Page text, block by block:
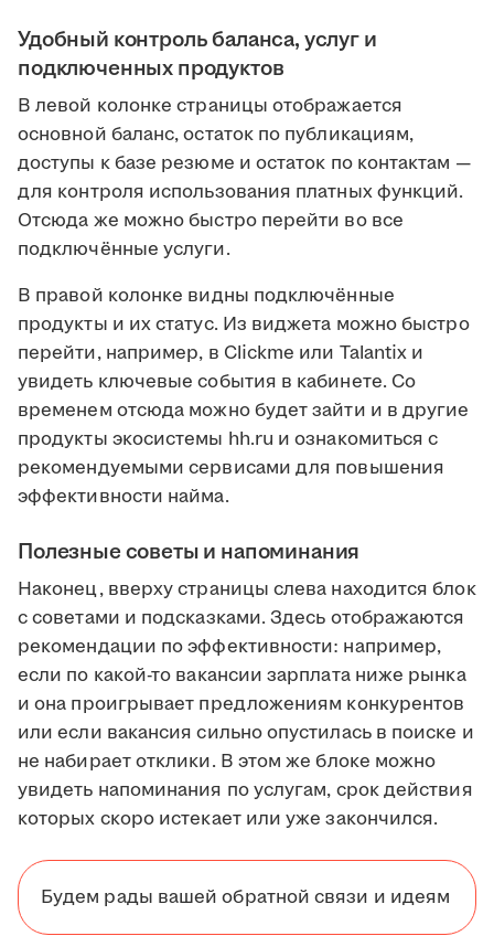
Удобный контроль баланса, услуг и
подключенных продуктов
В левой колонке страницы отображается
основной баланс, остаток по публикациям,
доступы к базе резюме и остаток по контактам —
для контроля использования платных функций.
Отсюда же можно быстро перейти во все
подключённые услуги.
В правой колонке видны подключённые
продукты и их статус. Из виджета можно быстро
перейти, например, в Clickme или Talantix и
увидеть ключевые события в кабинете. Со
временем отсюда можно будет зайти и в другие
продукты экосистемы hh.ru и ознакомиться с
рекомендуемыми сервисами для повышения
эффективности найма.
Полезные советы и напоминания
Наконец, вверху страницы слева находится блок
с советами и подсказками. Здесь отображаются
рекомендации по эффективности: например,
если по какой-то вакансии зарплата ниже рынка
и она проигрывает предложениям конкурентов
или если вакансия сильно опустилась в поиске и
не набирает отклики. В этом же блоке можно
увидеть напоминания по услугам, срок действия
которых скоро истекает или уже закончился.
Будем рады вашей обратной связи и идеям